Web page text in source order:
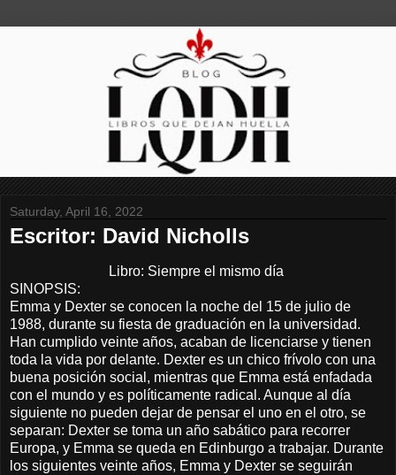
Saturday, April 16, 2022
Escritor: David Nicholls
Libro: Siempre el mismo día
SINOPSIS:
Emma y Dexter se conocen la noche del 15 de julio de
1988, durante su fiesta de graduación en la universidad.
Han cumplido veinte años, acaban de licenciarse y tienen
toda la vida por delante. Dexter es un chico frívolo con una
buena posición social, mientras que Emma está enfadada
con el mundo y es políticamente radical. Aunque al día
siguiente no pueden dejar de pensar el uno en el otro, se
separan: Dexter se toma un año sabático para recorrer
Europa, y Emma se queda en Edinburgo a trabajar. Durante
los siguientes veinte años, Emma y Dexter se seguirán